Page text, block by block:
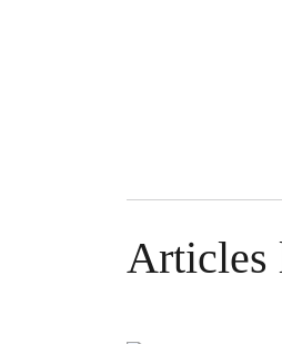
Articles